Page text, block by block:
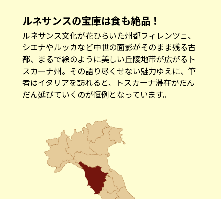
ルネサンスの宝庫は食も絶品！
ルネサンス文化が花ひらいた州都フィレンツェ、
シエナやルッカなど中世の面影がそのまま残る古
都、まるで絵のように美しい丘陵地帯が広がるト
スカーナ州。その語り尽くせない魅力ゆえに、筆
者はイタリアを訪れると、トスカーナ滞在がだん
だん延びていくのが恒例となっています。